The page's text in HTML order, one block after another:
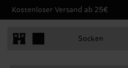
Kostenloser Versand ab 25€
Socken